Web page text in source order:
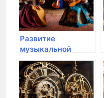
Развитие
музыкальной
культуры в эпоху
Возрождения